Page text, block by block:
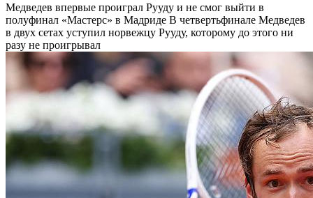
Медведев впервые проиграл Рууду и не смог выйти в
полуфинал «Мастерс» в Мадриде В четвертьфинале Медведев
в двух сетах уступил норвежцу Рууду, которому до этого ни
разу не проигрывал